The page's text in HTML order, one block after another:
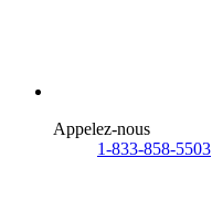
Appelez-nous
1-833-858-5503